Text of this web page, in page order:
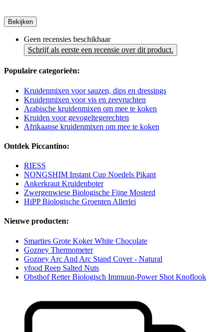
Bekijken
Geen recensies beschikbaar
Schrijf als eerste een recensie over dit product.
Populaire categorieën:
Kruidenmixen voor sauzen, dips en dressings
Kruidenmixen voor vis en zeevruchten
Arabische kruidenmixen om mee te koken
Kruiden voor gevogeltegerechten
Afrikaanse kruidenmixen om mee te koken
Ontdek Piccantino:
RIESS
NONGSHIM Instant Cup Noedels Pikant
Ankerkraut Kruidenboter
Zwergenwiese Biologische Fijne Mosterd
HiPP Biologische Groenten Allerlei
Nieuwe producten:
Smarties Grote Koker White Chocolate
Gozney Thermometer
Gozney Arc And Arc Stand Cover - Natural
yfood Reep Salted Nuts
Obsthof Retter Biologisch Immuun-Power Shot Knoflook